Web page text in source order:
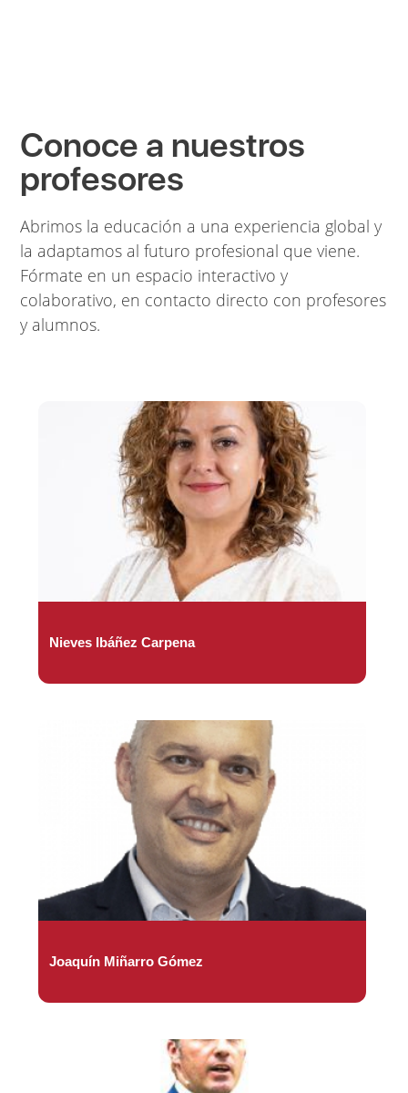
Conoce a nuestros
profesores
Abrimos la educación a una experiencia global y
la adaptamos al futuro profesional que viene.
Fórmate en un espacio interactivo y
colaborativo, en contacto directo con profesores
y alumnos.
Nieves Ibáñez Carpena
Joaquín Miñarro Gómez